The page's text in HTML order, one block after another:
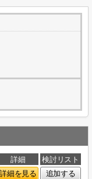
詳細
検討リスト
詳細を見る 追加する